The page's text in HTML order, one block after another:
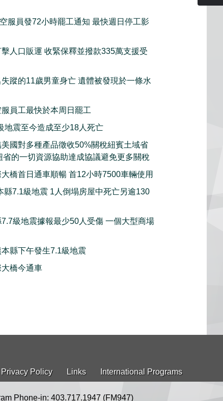
服員發72小時罷工通知 最快週日停工影
人口販運 收緊保釋並撥款335萬支援受
蹤的11歲男童身亡 遺體被發現於一條水
員工最快於本周日罷工
地震至今造成至少18人死亡
國對多種產品徵收50%關稅紐賓土域省
的一切資源協助達成協議避免更多關稅
橋首日通車順暢 首12小時7500車輛使用
縣7.1級地震 1人倒塌房屋中死亡另逾130
7.7級地震據報最少50人受傷 一個大型商場
本縣下午發生7.1級地震
橋今通車
Privacy Policy Links International Programs
Phone-in: 403.717.1947 (FM947)